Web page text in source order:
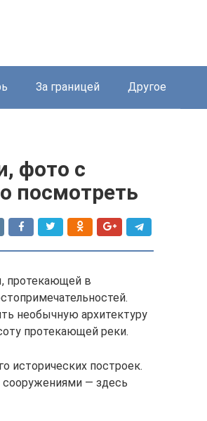
За границей Другое
фото с
посмотреть
протекающей в
необычную архитектуру
протекающей реки.
исторических построек.
сооружениями — здесь